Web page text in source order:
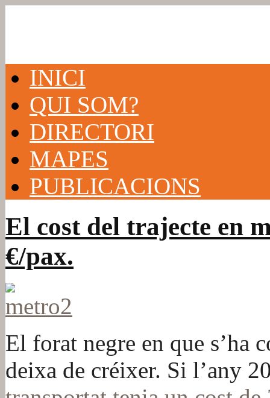
INICI
QUI SOM?
DIRECTORI
MAPES
PUBLICACIONS
El cost del trajecte en
€/pax.
El forat negre en que s’ha
deixa de créixer. Si l’any